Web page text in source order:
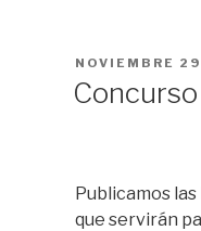
PUBLICADO
NOVIEMBRE
Publicamos
que servirán